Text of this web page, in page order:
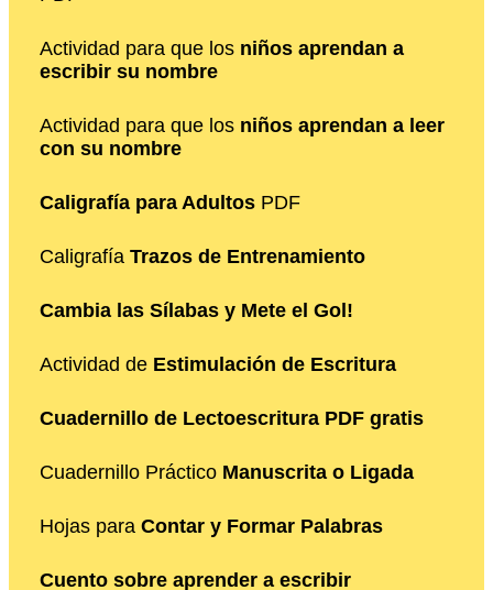
Actividad para que los niños aprendan a
escribir su nombre
Actividad para que los niños aprendan a leer
con su nombre
Caligrafía para Adultos PDF
Caligrafía Trazos de Entrenamiento
Cambia las Sílabas y Mete el Gol!
Actividad de Estimulación de Escritura
Cuadernillo de Lectoescritura PDF gratis
Cuadernillo Práctico Manuscrita o Ligada
Hojas para Contar y Formar Palabras
Cuento sobre aprender a escribir